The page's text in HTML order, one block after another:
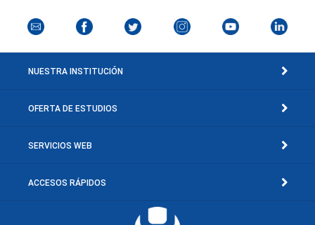
NUESTRA INSTITUCIÓN
OFERTA DE ESTUDIOS
SERVICIOS WEB
ACCESOS RÁPIDOS